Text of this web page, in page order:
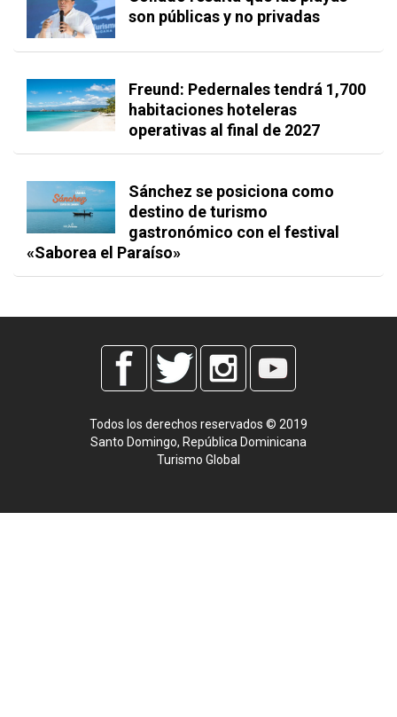
son públicas y no privadas
Freund: Pedernales tendrá 1,700
habitaciones hoteleras
operativas al final de 2027
Sánchez se posiciona como
destino de turismo
gastronómico con el festival
«Saborea el Paraíso»
Todos los derechos reservados © 2019
Santo Domingo, República Dominicana
Turismo Global